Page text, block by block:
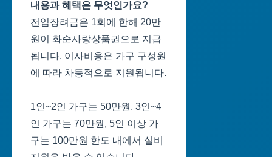
내용과 혜택은 무엇인가요?
전입장려금은 1회에 한해 20만
원이 화순사랑상품권으로 지급
됩니다. 이사비용은 가구 구성원
에 따라 차등적으로 지원됩니다.
1인~2인 가구는 50만원, 3인~4
인 가구는 70만원, 5인 이상 가
구는 100만원 한도 내에서 실비